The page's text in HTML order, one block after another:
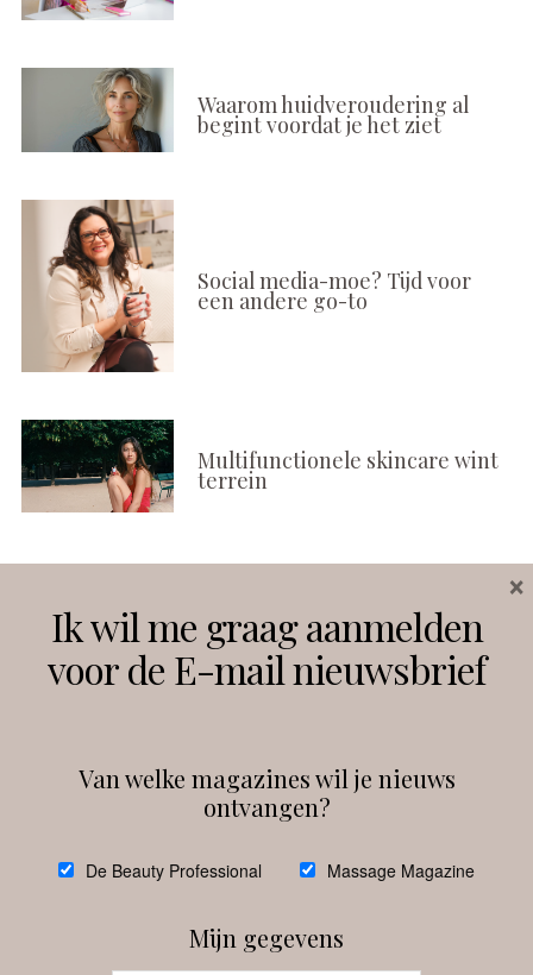
Waarom huidveroudering al
begint voordat je het ziet
Social media-moe? Tijd voor
een andere go-to
Multifunctionele skincare wint
terrein
Instagram Facebook
debeautyprofessional
Ik wil me graag aanmelden
voor de E-mail nieuwsbrief
Van welke magazines wil je nieuws
ontvangen?
De Beauty Professional Massage Magazine
Mijn gegevens
×